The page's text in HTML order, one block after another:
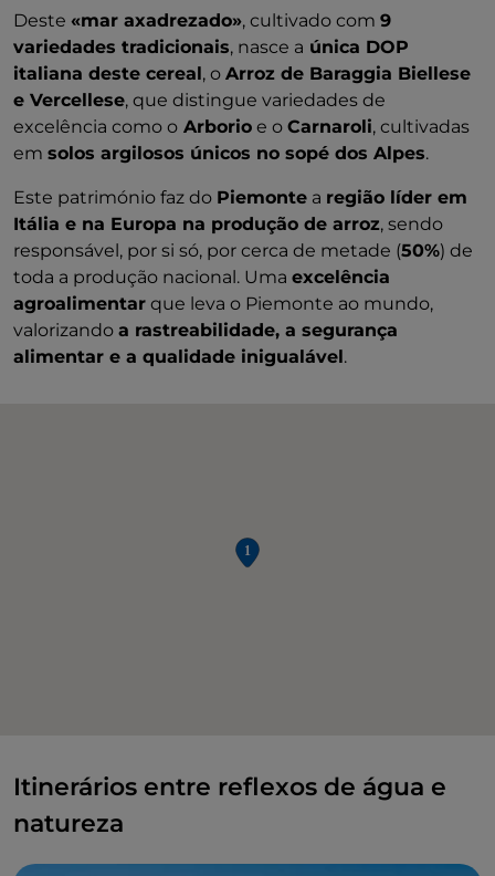
Deste «mar axadrezado», cultivado com 9
variedades tradicionais, nasce a única DOP
italiana deste cereal, o Arroz de Baraggia Biellese
e Vercellese, que distingue variedades de
excelência como o Arborio e o Carnaroli, cultivadas
em solos argilosos únicos no sopé dos Alpes.
Este património faz do Piemonte a região líder em
Itália e na Europa na produção de arroz, sendo
responsável, por si só, por cerca de metade (50%) de
toda a produção nacional. Uma excelência
agroalimentar que leva o Piemonte ao mundo,
valorizando a rastreabilidade, a segurança
alimentar e a qualidade inigualável.
Itinerários entre reflexos de água e
natureza